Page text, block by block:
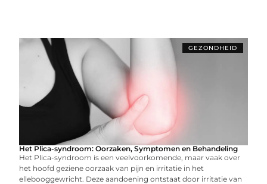
GEZONDHEID
Het Plica-syndroom: Oorzaken, Symptomen en Behandeling
Het Plica-syndroom is een veelvoorkomende, maar vaak over
het hoofd geziene oorzaak van pijn en irritatie in het
ellebooggewricht. Deze aandoening ontstaat door irritatie van